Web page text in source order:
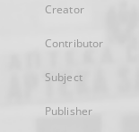
Creator
Contributor
Subject
Publisher